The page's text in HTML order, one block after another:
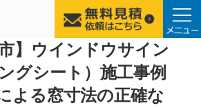
】ウインドウサイン
グシート）施工事例
よる窓寸法の正確な